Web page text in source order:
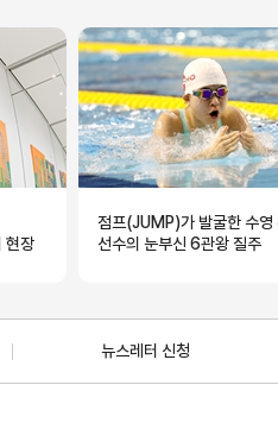
현장
점프(JUMP)가 발굴한 수영
선수의 눈부신 6관왕 질주
뉴스레터 신청